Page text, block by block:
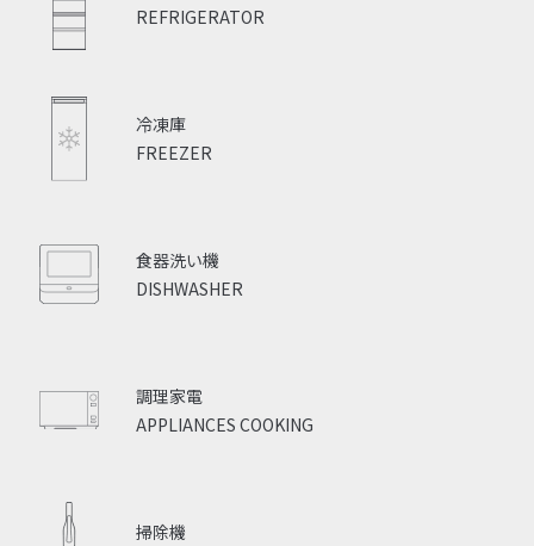
REFRIGERATOR
FREEZER
冷凍庫
DISHWASHER
食器洗い機
APPLIANCES COOKING
調理家電
掃除機